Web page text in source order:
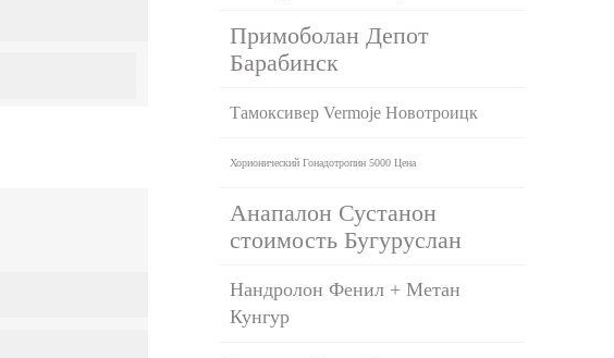
Примоболан Депот
Барабинск
Тамоксивер Vermoje Новотроицк
Хорионический Гонадотропин 5000 Цена
Анапалон Сустанон
стоимость Бугуруслан
Нандролон Фенил + Метан
Кунгур